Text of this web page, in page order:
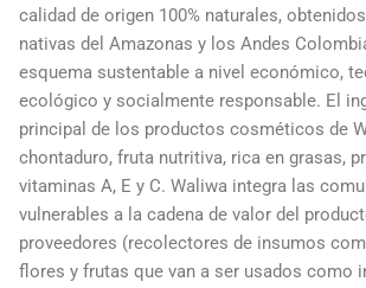
calidad de origen 100% naturales,
nativas del Amazonas y los Andes
esquema sustentable a nivel económico,
ecológico y socialmente responsable. El
principal de los productos cosméticos de
chontaduro, fruta nutritiva, rica en grasas,
vitaminas A, E y C. Waliwa integra las
vulnerables a la cadena de valor del
proveedores (recolectores de insumos
flores y frutas que van a ser usados como